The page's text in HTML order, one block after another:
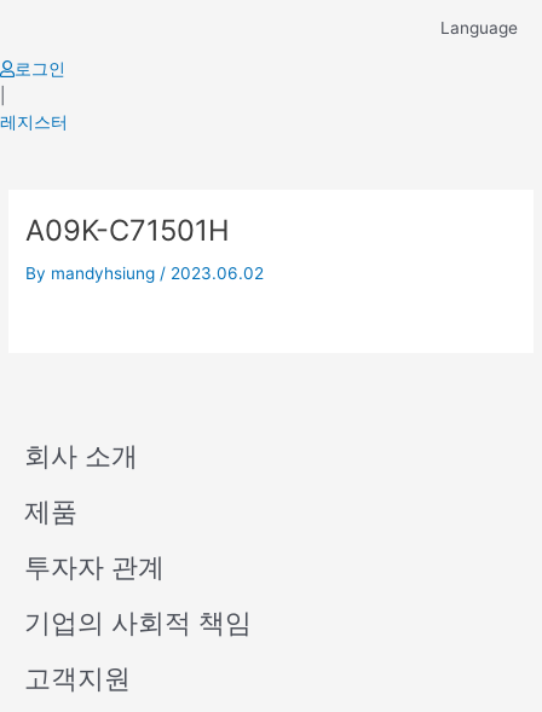
content
Language
로그인
레지스터
A09K-C71501H
By mandyhsiung / 2023.06.02
회사 소개
제품
투자자 관계
기업의 사회적 책임
고객지원